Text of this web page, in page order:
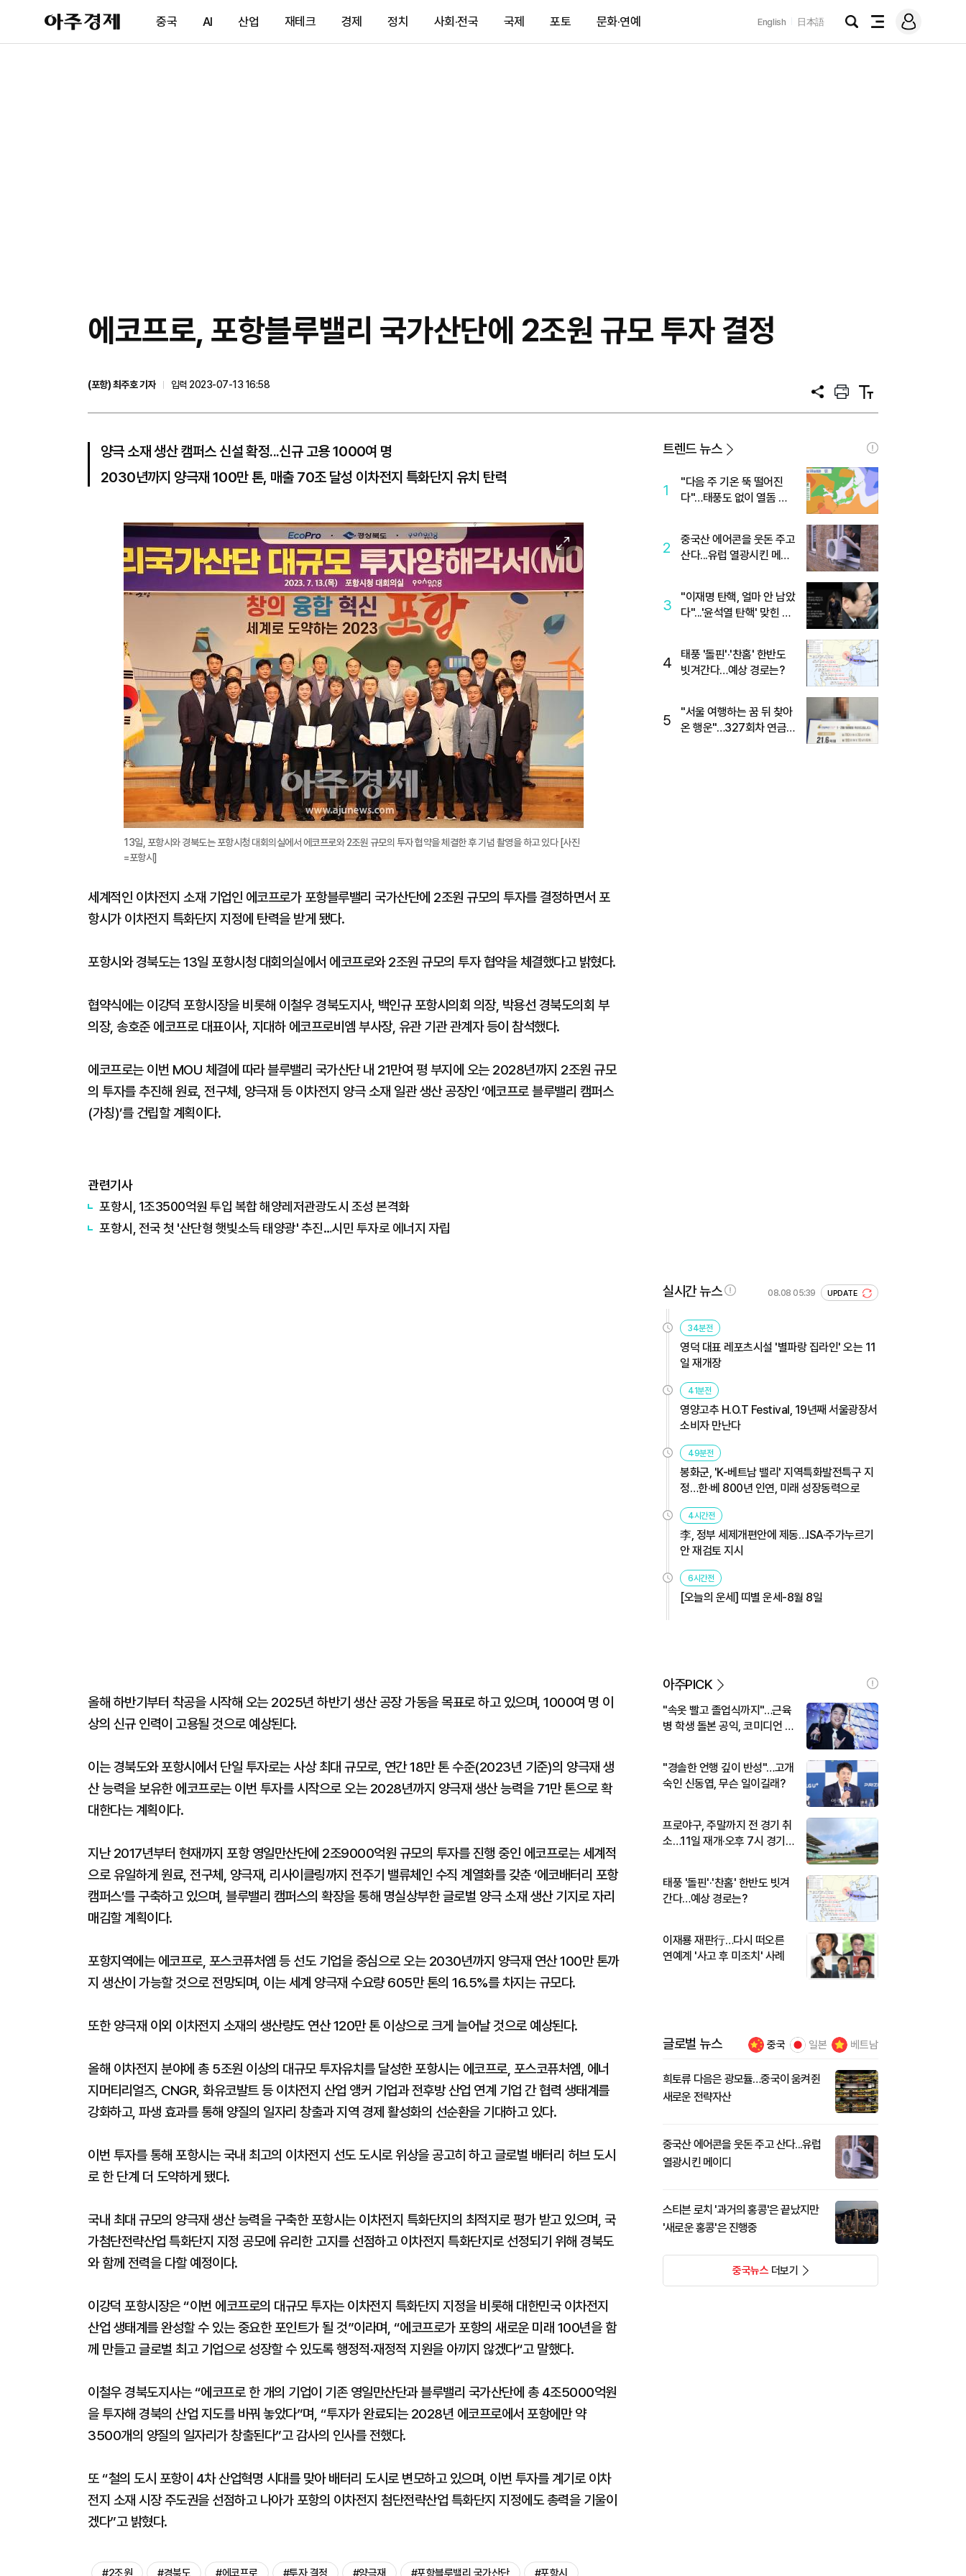
아
주
제
중국 AI 산업 재테크 경제 정치 사회·전국 국제 포토 문화·연예 English 日本語
검
전
메
그
에코프로, 포항블루밸리 국가산단에 2조원 규모 투자 결정
(포항) 최주호 기자
입력 2023-07-13 16:58
공
프
트
텍
트
양극 소재 생산 캠퍼스 신설 확정...신규 고용 1000여 명
2030년까지 양극재 100만 톤, 매출 70조 달성 이차전지 특화단지 유치 탄력
이
미
지
대
13일, 포항시와 경북도는 포항시청 대회의실에서 에코프로와 2조원 규모의 투자 협약을 체결한 후 기념 촬영을 하고 있다 [사진
=포항시]
세계적인 이차전지 소재 기업인 에코프로가 포항블루밸리 국가산단에 2조원 규모의 투자를 결정하면서 포
항시가 이차전지 특화단지 지정에 탄력을 받게 됐다.
포항시와 경북도는 13일 포항시청 대회의실에서 에코프로와 2조원 규모의 투자 협약을 체결했다고 밝혔다.
협약식에는 이강덕 포항시장을 비롯해 이철우 경북도지사, 백인규 포항시의회 의장, 박용선 경북도의회 부
의장, 송호준 에코프로 대표이사, 지대하 에코프로비엠 부사장, 유관 기관 관계자 등이 참석했다.
에코프로는 이번 MOU 체결에 따라 블루밸리 국가산단 내 21만여 평 부지에 오는 2028년까지 2조원 규모
의 투자를 추진해 원료, 전구체, 양극재 등 이차전지 양극 소재 일관 생산 공장인 ‘에코프로 블루밸리 캠퍼스
(가칭)’를 건립할 계획이다.
관련기사
포항시, 1조3500억원 투입 복합 해양레저관광도시 조성 본격화
포항시, 전국 첫 '산단형 햇빛소득 태양광' 추진…시민 투자로 에너지 자립
올해 하반기부터 착공을 시작해 오는 2025년 하반기 생산 공장 가동을 목표로 하고 있으며, 1000여 명 이
상의 신규 인력이 고용될 것으로 예상된다.
이는 경북도와 포항시에서 단일 투자로는 사상 최대 규모로, 연간 18만 톤 수준(2023년 기준)의 양극재 생
산 능력을 보유한 에코프로는 이번 투자를 시작으로 오는 2028년까지 양극재 생산 능력을 71만 톤으로 확
대한다는 계획이다.
지난 2017년부터 현재까지 포항 영일만산단에 2조9000억원 규모의 투자를 진행 중인 에코프로는 세계적
으로 유일하게 원료, 전구체, 양극재, 리사이클링까지 전주기 밸류체인 수직 계열화를 갖춘 ‘에코배터리 포항
캠퍼스’를 구축하고 있으며, 블루밸리 캠퍼스의 확장을 통해 명실상부한 글로벌 양극 소재 생산 기지로 자리
매김할 계획이다.
포항지역에는 에코프로, 포스코퓨처엠 등 선도 기업을 중심으로 오는 2030년까지 양극재 연산 100만 톤까
지 생산이 가능할 것으로 전망되며, 이는 세계 양극재 수요량 605만 톤의 16.5%를 차지는 규모다.
또한 양극재 이외 이차전지 소재의 생산량도 연산 120만 톤 이상으로 크게 늘어날 것으로 예상된다.
올해 이차전지 분야에 총 5조원 이상의 대규모 투자유치를 달성한 포항시는 에코프로, 포스코퓨처엠, 에너
지머티리얼즈, CNGR, 화유코발트 등 이차전지 산업 앵커 기업과 전후방 산업 연계 기업 간 협력 생태계를
강화하고, 파생 효과를 통해 양질의 일자리 창출과 지역 경제 활성화의 선순환을 기대하고 있다.
이번 투자를 통해 포항시는 국내 최고의 이차전지 선도 도시로 위상을 공고히 하고 글로벌 배터리 허브 도시
로 한 단계 더 도약하게 됐다.
국내 최대 규모의 양극재 생산 능력을 구축한 포항시는 이차전지 특화단지의 최적지로 평가 받고 있으며, 국
가첨단전략산업 특화단지 지정 공모에 유리한 고지를 선점하고 이차전지 특화단지로 선정되기 위해 경북도
와 함께 전력을 다할 예정이다.
이강덕 포항시장은 “이번 에코프로의 대규모 투자는 이차전지 특화단지 지정을 비롯해 대한민국 이차전지
산업 생태계를 완성할 수 있는 중요한 포인트가 될 것”이라며, “에코프로가 포항의 새로운 미래 100년을 함
께 만들고 글로벌 최고 기업으로 성장할 수 있도록 행정적·재정적 지원을 아끼지 않겠다“고 말했다.
이철우 경북도지사는 “에코프로 한 개의 기업이 기존 영일만산단과 블루밸리 국가산단에 총 4조5000억원
을 투자해 경북의 산업 지도를 바꿔 놓았다”며, “투자가 완료되는 2028년 에코프로에서 포항에만 약
3500개의 양질의 일자리가 창출된다”고 감사의 인사를 전했다.
또 “철의 도시 포항이 4차 산업혁명 시대를 맞아 배터리 도시로 변모하고 있으며, 이번 투자를 계기로 이차
전지 소재 시장 주도권을 선점하고 나아가 포항의 이차전지 첨단전략산업 특화단지 지정에도 총력을 기울이
겠다”고 밝혔다.
#2조원 #경북도 #에코프로 #투자 결정 #양극재 #포항블루밸리 국가산단 #포항시
트렌드 뉴스
1
"다음 주 기온 뚝 떨어진
다"…태풍도 없이 열돔 박
2
중국산 에어콘을 웃돈 주고
산다...유럽 열광시킨 메이
3
"이재명 탄핵, 얼마 안 남았
다"...'윤석열 탄핵' 맞힌 무
4
태풍 '돌핀'·'찬홈' 한반도
빗겨간다…예상 경로는?
5
"서울 여행하는 꿈 뒤 찾아
온 행운"…327회차 연금
실시간 뉴스 08.08 05:39 UPDATE
34분전
영덕 대표 레포츠시설 '별파랑 집라인' 오는 11
일 재개장
41분전
영양고추 H.O.T Festival, 19년째 서울광장서
소비자 만난다
49분전
봉화군, 'K-베트남 밸리' 지역특화발전특구 지
정…한·베 800년 인연, 미래 성장동력으로
4시간전
李, 정부 세제개편안에 제동…ISA·주가누르기
안 재검토 지시
6시간전
[오늘의 운세] 띠별 운세-8월 8일
아주PICK
"속옷 빨고 졸업식까지"…근육
병 학생 돌본 공익, 코미디언 김
"경솔한 언행 깊이 반성"…고개
숙인 신동엽, 무슨 일이길래?
프로야구, 주말까지 전 경기 취
소…11일 재개·오후 7시 경기
태풍 '돌핀'·'찬홈' 한반도 빗겨
간다…예상 경로는?
이재룡 재판行…다시 떠오른
연예계 '사고 후 미조치' 사례
글로벌 뉴스 중국 일본 베트남
희토류 다음은 광모듈…중국이 움켜쥔
새로운 전략자산
중국산 에어콘을 웃돈 주고 산다...유럽
열광시킨 메이디
스티븐 로치 '과거의 홍콩'은 끝났지만
'새로운 홍콩'은 진행중
중국뉴스더보기